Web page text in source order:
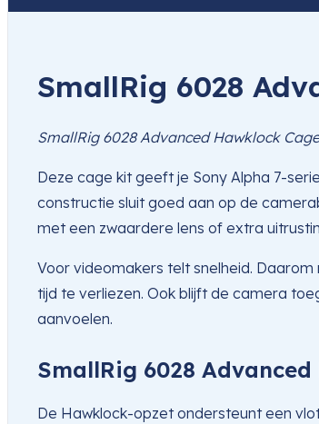
SmallRig 6028
SmallRig 6028 Advanced Hawklock
Deze cage kit geeft je Sony Alpha 7-
constructie sluit goed aan op de
met een zwaardere lens of extra
Voor videomakers telt snelheid.
tijd te verliezen. Ook blijft de camera
aanvoelen.
SmallRig 6028
De Hawklock-opzet ondersteunt een